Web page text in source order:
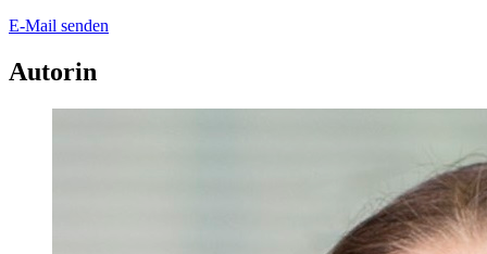
E-Mail senden
Autorin